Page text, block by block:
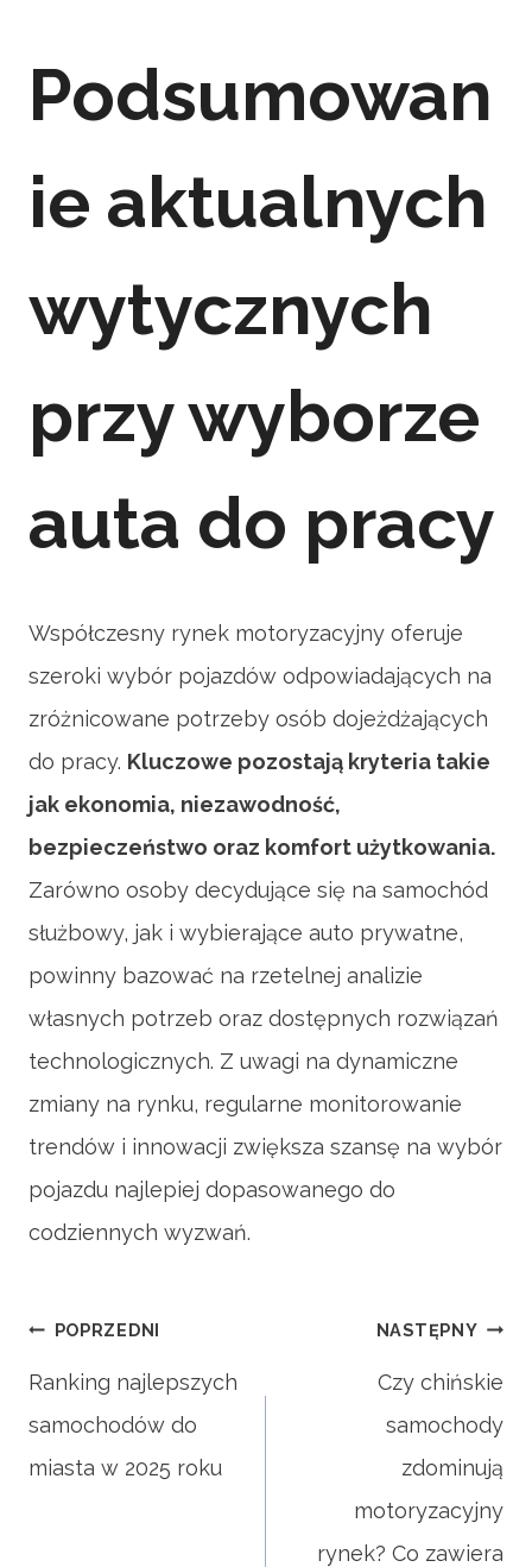
Podsumowan
ie aktualnych
wytycznych
przy wyborze
auta do pracy
Współczesny rynek motoryzacyjny oferuje
szeroki wybór pojazdów odpowiadających na
zróżnicowane potrzeby osób dojeżdżających
do pracy. Kluczowe pozostają kryteria takie
jak ekonomia, niezawodność,
bezpieczeństwo oraz komfort użytkowania.
Zarówno osoby decydujące się na samochód
służbowy, jak i wybierające auto prywatne,
powinny bazować na rzetelnej analizie
własnych potrzeb oraz dostępnych rozwiązań
technologicznych. Z uwagi na dynamiczne
zmiany na rynku, regularne monitorowanie
trendów i innowacji zwiększa szansę na wybór
pojazdu najlepiej dopasowanego do
codziennych wyzwań.
Nawigacja
wpisu
POPRZEDNI
Ranking najlepszych
samochodów do
miasta w 2025 roku
NASTĘPNY
Czy chińskie
samochody
zdominują
motoryzacyjny
rynek? Co zawiera